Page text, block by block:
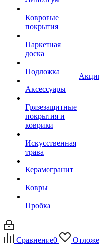
Ковровые
покрытия
Паркетная
доска
Подложка
Аксессуары
Грязезащитные
покрытия и
коврики
Искусственная
трава
Керамогранит
Ковры
Пробка
Сравнение0